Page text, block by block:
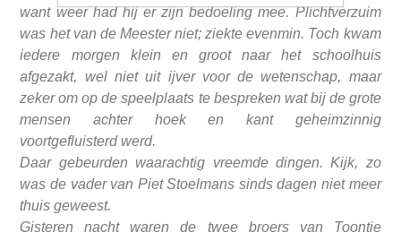
want weer had hij er zijn bedoeling mee. Plichtverzuim
was het van de Meester niet; ziekte evenmin. Toch kwam
iedere morgen klein en groot naar het schoolhuis
afgezakt, wel niet uit ijver voor de wetenschap, maar
zeker om op de speelplaats te bespreken wat bij de grote
mensen achter hoek en kant geheimzinnig
voortgefluisterd werd.
Daar gebeurden waarachtig vreemde dingen. Kijk, zo
was de vader van Piet Stoelmans sinds dagen niet meer
thuis geweest.
Gisteren nacht waren de twee broers van Toontje